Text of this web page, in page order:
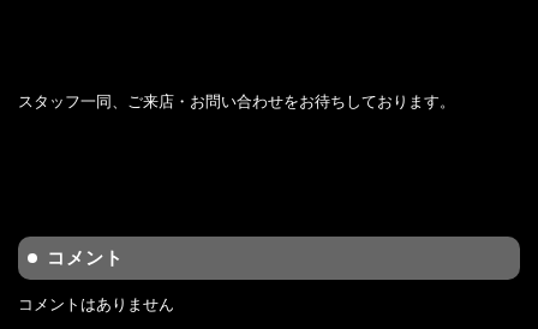
スタッフ一同、ご来店・お問い合わせをお待ちしております。
コメント
コメントはありません